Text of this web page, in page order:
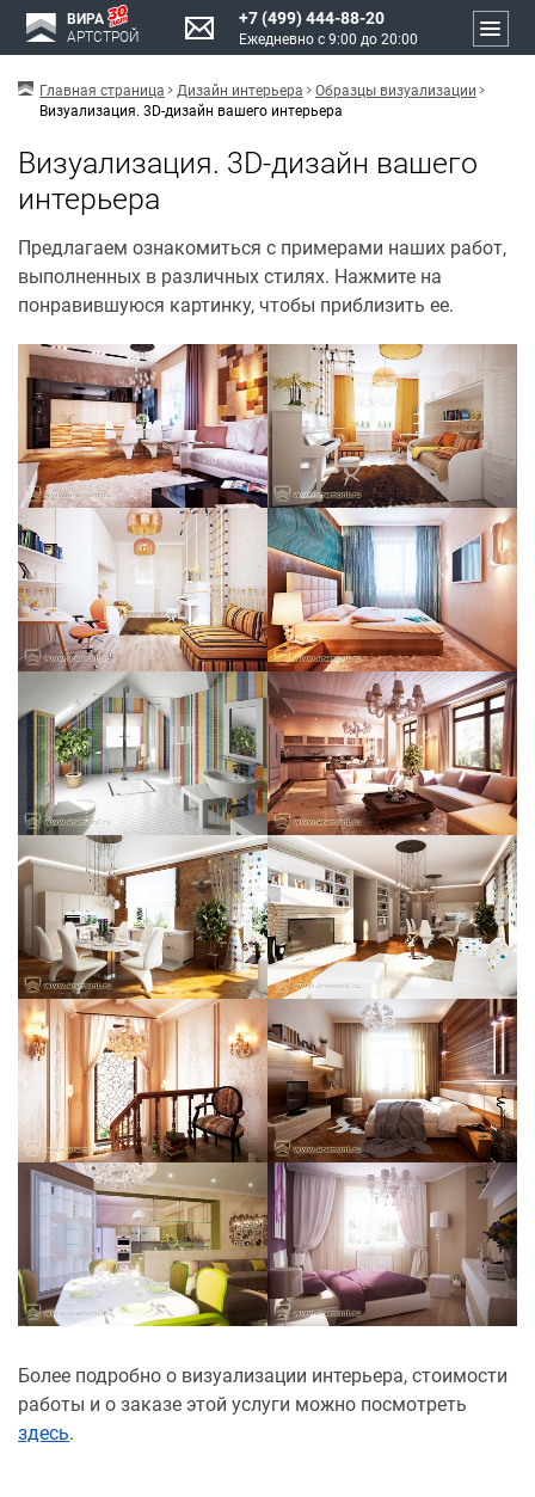
ВИРА
АРТСТРОЙ
+7 (499) 444-88-20
Ежедневно с 9:00 до 20:00
Главная страница Дизайн интерьера
Образцы визуализации
Визуализация. 3D-дизайн вашего интерьера
Визуализация. 3D-дизайн вашего
интерьера
Предлагаем ознакомиться с примерами наших работ,
выполненных в различных стилях. Нажмите на
понравившуюся картинку, чтобы приблизить ее.
Более подробно о визуализации интерьера, стоимости
работы и о заказе этой услуги можно посмотреть
здесь.